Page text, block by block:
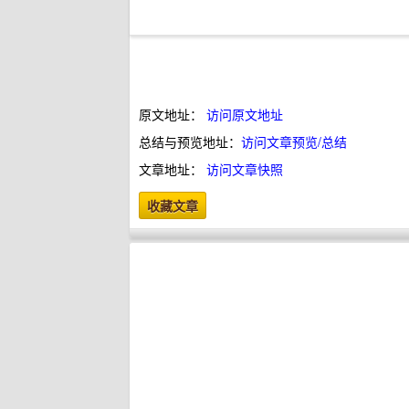
原文地址： 访问原文地址
总结与预览地址： 访问文章预览/总结
文章地址： 访问文章快照